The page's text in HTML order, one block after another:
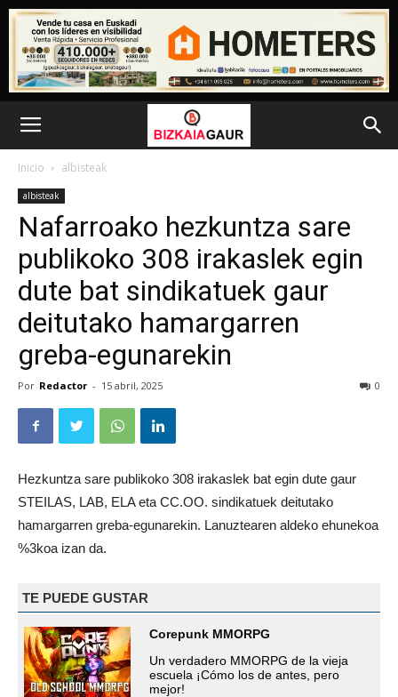
Inicio albisteak
albisteak
Nafarroako hezkuntza sare
publikoko 308 irakaslek egin
dute bat sindikatuek gaur
deitutako hamargarren
greba-egunarekin
Por Redactor - 15 abril, 2025 0
Hezkuntza sare publikoko 308 irakaslek bat egin dute gaur
STEILAS, LAB, ELA eta CC.OO. sindikatuek deitutako
hamargarren greba-egunarekin. Lanuztearen aldeko ehunekoa
%3koa izan da.
TE PUEDE GUSTAR
Corepunk MMORPG
Un verdadero MMORPG de la vieja
escuela ¡Cómo los de antes, pero
mejor!